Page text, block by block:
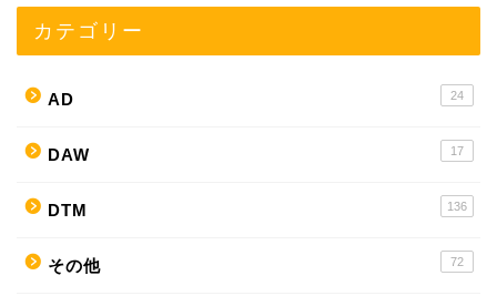
カテゴリー
AD 24
DAW 17
DTM 136
その他 72